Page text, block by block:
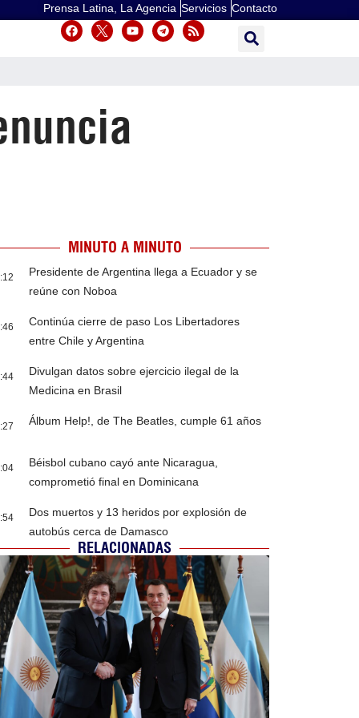
Prensa Latina, La Agencia Servicios Contacto
MINUTO A MINUTO
Presidente de Argentina llega a Ecuador y se
reúne con Noboa
Continúa cierre de paso Los Libertadores
entre Chile y Argentina
Divulgan datos sobre ejercicio ilegal de la
Medicina en Brasil
Álbum Help!, de The Beatles, cumple 61 años
Béisbol cubano cayó ante Nicaragua,
comprometió final en Dominicana
Dos muertos y 13 heridos por explosión de
autobús cerca de Damasco
RELACIONADAS